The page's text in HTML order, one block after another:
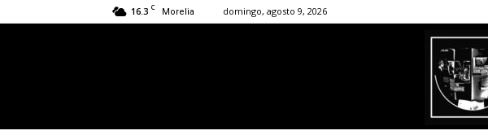
16.3 C Morelia domingo, agosto 9, 2026